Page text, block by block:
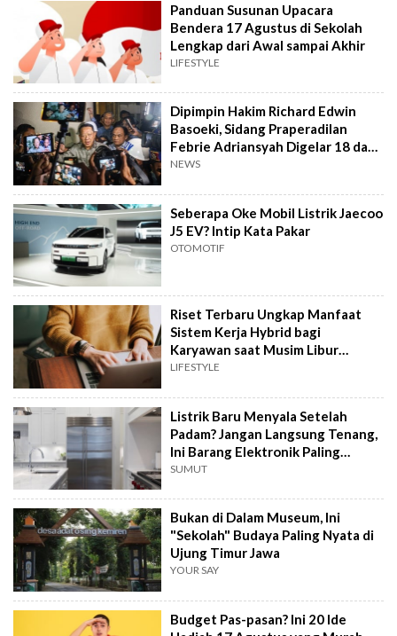
Panduan Susunan Upacara
Bendera 17 Agustus di Sekolah
Lengkap dari Awal sampai Akhir
LIFESTYLE
Dipimpin Hakim Richard Edwin
Basoeki, Sidang Praperadilan
Febrie Adriansyah Digelar 18 dan
Agustus
NEWS
Seberapa Oke Mobil Listrik Jaecoo
J5 EV? Intip Kata Pakar
OTOMOTIF
Riset Terbaru Ungkap Manfaat
Sistem Kerja Hybrid bagi
Karyawan saat Musim Libur
Sekolah
LIFESTYLE
Listrik Baru Menyala Setelah
Padam? Jangan Langsung Tenang,
Ini Barang Elektronik Paling
Rawan Rusak
SUMUT
Bukan di Dalam Museum, Ini
"Sekolah" Budaya Paling Nyata di
Ujung Timur Jawa
YOUR SAY
Budget Pas-pasan? Ini 20 Ide